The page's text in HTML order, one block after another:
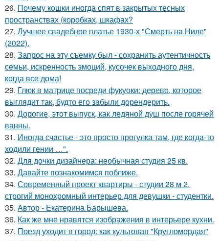
26. Почему кошки иногда спят в закрытых тесных
пространствах (коробках, шкафах?
27. Лучшее свадебное платье 1930-х "Смерть на Ниле"
(2022).
28. Запрос на эту съемку был - сохранить аутентичность
семьи, искренность эмоций, кусочек выходного дня,
когда все дома!
29. Глюк в матрице посреди фукуоки: дерево, которое
выглядит так, будто его забыли дорендерить.
30. Дорогие, этот выпуск, как ледяной душ после горячей
ванны.
31. Иногда счастье - это просто прогулка там, где когда-то
ходили гении …".
32. Для дочки дизайнера: необычная студия 25 кв.
33. Давайте познакомимся поближе.
34. Современный проект квартиры - студии 28 м 2.
строгий монохромный интерьер для девушки - студентки.
35. Автор - Екатерина Барышева.
36. Как же мне нравятся изображения в интерьере кухни.
37. Поезд уходит в город: как культовая "Кругломордая"